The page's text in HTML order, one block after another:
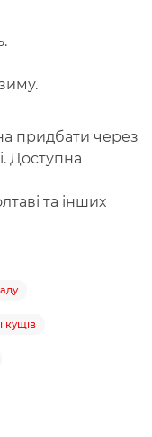
.
придбати через
Доступна
та інших
кущів